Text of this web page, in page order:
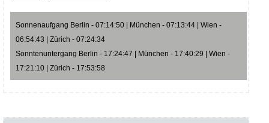
Sonnenaufgang Berlin - 07:14:50 | München - 07:13:44 | Wien -
06:54:43 | Zürich - 07:24:34
Sonntenuntergang Berlin - 17:24:47 | München - 17:40:29 | Wien -
17:21:10 | Zürich - 17:53:58